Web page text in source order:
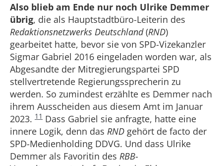
Also blieb am Ende nur noch Ulrike Demmer
übrig, die als Hauptstadtbüro-Leiterin des
Redaktionsnetzwerks Deutschland(RND)
gearbeitet hatte, bevor sie von SPD-Vizekanzler
Sigmar Gabriel 2016 eingeladen worden war, als
Abgesandte der Mitregierungspartei SPD
stellvertretende Regierungssprecherin zu
werden. So zumindest erzählte es Demmer nach
ihrem Ausscheiden aus diesem Amt im Januar
2023. 11 Dass Gabriel sie anfragte, hatte eine
innere Logik, denn das RND gehört de facto der
SPD-Medienholding DDVG. Und dass Ulrike
Demmer als Favoritin des RBB-